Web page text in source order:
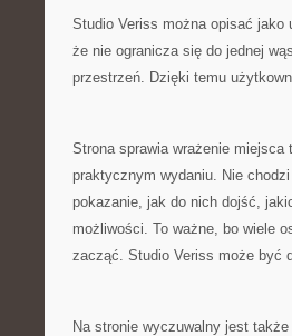
Studio Veriss można opisać jako
że nie ogranicza się do jednej
przestrzeń. Dzięki temu
Strona sprawia wrażenie
praktycznym wydaniu. Nie
pokazanie, jak do nich dojść,
możliwości. To ważne, bo wiele
zacząć. Studio Veriss może być
Na stronie wyczuwalny jest